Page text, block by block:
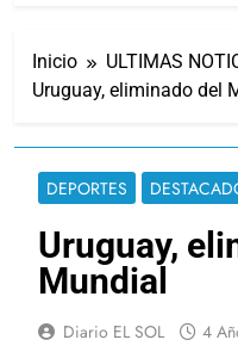
Inicio
ULTIMAS
Uruguay, eliminado del
DEPORTES
Uruguay,
Mundial
Diario EL SOL 4